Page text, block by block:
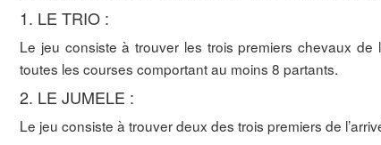
1. LE TRIO :
Le jeu consiste à trouver les trois premiers chevaux de
toutes les courses comportant au moins 8 partants.
2. LE JUMELE :
Le jeu consiste à trouver deux des trois premiers de